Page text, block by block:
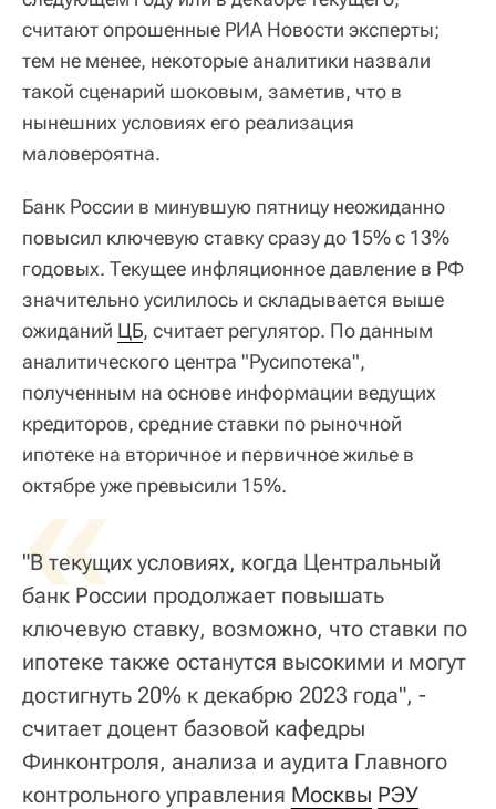
считают опрошенные РИА Новости эксперты;
тем не менее, некоторые аналитики назвали
такой сценарий шоковым, заметив, что в
нынешних условиях его реализация
маловероятна.
Банк России в минувшую пятницу неожиданно
повысил ключевую ставку сразу до 15% с 13%
годовых. Текущее инфляционное давление в РФ
значительно усилилось и складывается выше
ожиданий ЦБ, считает регулятор. По данным
аналитического центра "Русипотека",
полученным на основе информации ведущих
кредиторов, средние ставки по рыночной
ипотеке на вторичное и первичное жилье в
октябре уже превысили 15%.
«
"В текущих условиях, когда Центральный
банк России продолжает повышать
ключевую ставку, возможно, что ставки по
ипотеке также останутся высокими и могут
достигнуть 20% к декабрю 2023 года", -
считает доцент базовой кафедры
Финконтроля, анализа и аудита Главного
контрольного управления Москвы РЭУ